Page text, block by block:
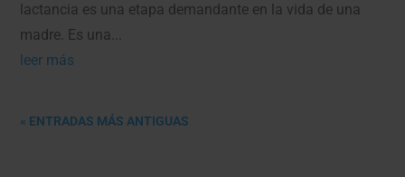
lactancia es una etapa demandante en la vida de una
madre. Es una...
leer más
« ENTRADAS MÁS ANTIGUAS